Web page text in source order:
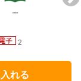
2
れる